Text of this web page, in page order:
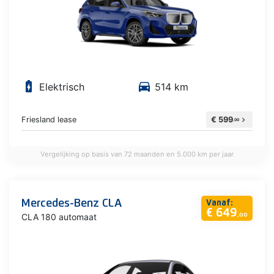
battery_charging_full Elektrisch directions_car 514 km
Friesland lease € 599,00 chevron_right
Vergelijking op basis van 72 maanden en 5.000 km per jaar
Vanaf:
€ 649,00
Mercedes-Benz CLA
CLA 180 automaat